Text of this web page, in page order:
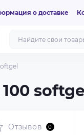
о доставке
Отзывов 0